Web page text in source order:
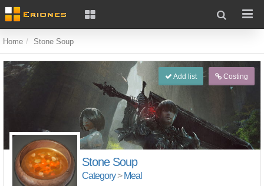
Home Stone Soup
Add list Costing
Stone Soup
Category> Meal